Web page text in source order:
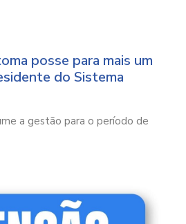
posse para mais um
do Sistema
a gestão para o período de